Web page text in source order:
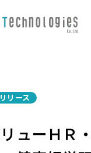
リース
リューＨ